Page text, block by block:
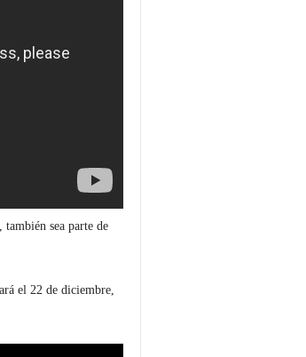
también sea parte de
el 22 de diciembre,